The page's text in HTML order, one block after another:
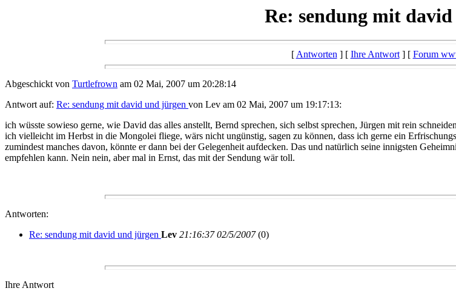
Re: sendung mit
[Antworten] [ Ihre Antwort] [ Forum
Abgeschickt von Turtlefrown am 02 Mai, 2007 um 20:28:14
Antwort auf: Re: sendung mit david und jürgen von Lev am 02 Mai, 2007 um 19:17:13:
ich wüsste sowieso gerne, wie David das alles anstellt, Bernd sprechen, sich selbst sprechen, Jürgen mit rein
ich vielleicht im Herbst in die Mongolei fliege, wärs nicht ungünstig, sagen zu können, dass ich gerne ein
zumindest manches davon, könnte er dann bei der Gelegenheit aufdecken. Das und natürlich seine innigsten
empfehlen kann. Nein nein, aber mal in Ernst, das mit der Sendung wär toll.
Antworten:
Re: sendung mit david und jürgen Lev 21:16:37 02/5/2007(0)
Ihre Antwort